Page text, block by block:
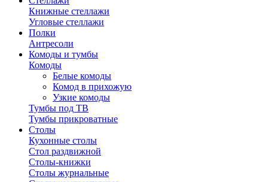
Книжные стеллажи
Угловые стеллажи
Полки
Антресоли
Комоды и тумбы
Комоды
Белые комоды
Комод в прихожую
Узкие комоды
Тумбы под ТВ
Тумбы прикроватные
Столы
Кухонные столы
Стол раздвижной
Столы-книжки
Столы журнальные